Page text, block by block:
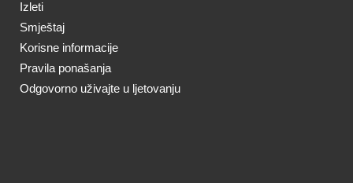
Izleti
Smještaj
Korisne informacije
Pravila ponašanja
Odgovorno uživajte u ljetovanju